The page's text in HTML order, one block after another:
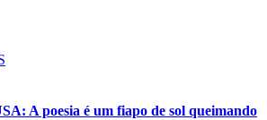
A poesia é um fiapo de sol queimando